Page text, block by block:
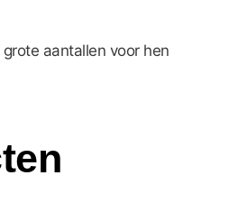
aantallen voor hen